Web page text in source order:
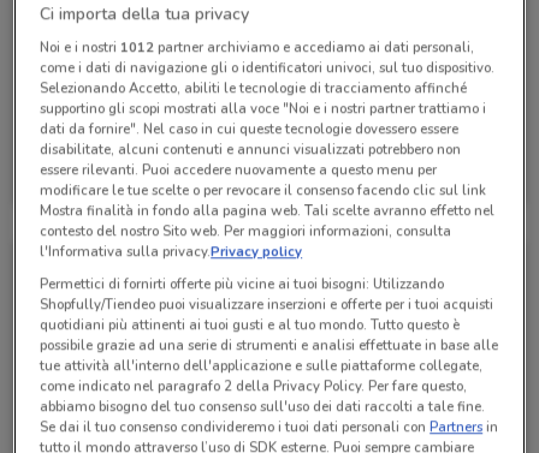
Eden Viaggi
Scade il 30/04 530 m
Ci importa della tua privacy
Noi e i nostri 1012partner archiviamo e accediamo ai dati personali,
come i dati di navigazione gli o identificatori univoci, sul tuo dispositivo.
Selezionando Accetto, abiliti le tecnologie di tracciamento affinché
supportino gli scopi mostrati alla voce "Noi e i nostri partner trattiamo i
dati da fornire". Nel caso in cui queste tecnologie dovessero essere
disabilitate, alcuni contenuti e annunci visualizzati potrebbero non
essere rilevanti. Puoi accedere nuovamente a questo menu per
modificare le tue scelte o per revocare il consenso facendo clic sul link
Mostra finalità in fondo alla pagina web. Tali scelte avranno effetto nel
contesto del nostro Sito web. Per maggiori informazioni, consulta
l'Informativa sulla privacy.Privacy policy
Permettici di fornirti offerte più vicine ai tuoi bisogni: Utilizzando
Shopfully/Tiendeo puoi visualizzare inserzioni e offerte per i tuoi acquisti
quotidiani più attinenti ai tuoi gusti e al tuo mondo. Tutto questo è
possibile grazie ad una serie di strumenti e analisi effettuate in base alle
tue attività all'interno dell'applicazione e sulle piattaforme collegate,
come indicato nel paragrafo 2 della Privacy Policy. Per fare questo,
abbiamo bisogno del tuo consenso sull'uso dei dati raccolti a tale fine.
Se dai il tuo consenso condivideremo i tuoi dati personali conPartnersin
tutto il mondo attraverso l’uso di SDK esterne. Puoi sempre cambiare